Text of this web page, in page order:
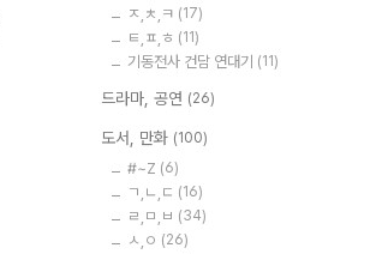
ㅈ,ㅊ,ㅋ (17)
ㅌ,ㅍ,ㅎ (11)
기동전사 건담 연대기 (11)
드라마, 공연 (26)
도서, 만화 (100)
#~Z (6)
ㄱ,ㄴ,ㄷ (16)
ㄹ,ㅁ,ㅂ (34)
ㅅ,ㅇ (26)